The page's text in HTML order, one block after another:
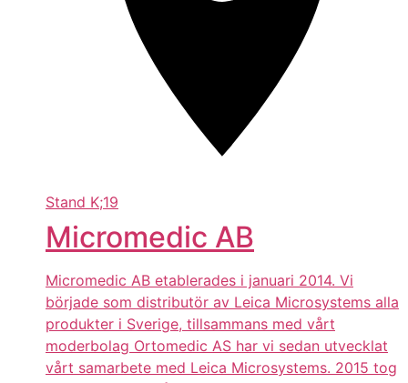
Stand K;19
Micromedic AB
Micromedic AB etablerades i januari 2014. Vi
började som distributör av Leica Microsystems alla
produkter i Sverige, tillsammans med vårt
moderbolag Ortomedic AS har vi sedan utvecklat
vårt samarbete med Leica Microsystems. 2015 tog